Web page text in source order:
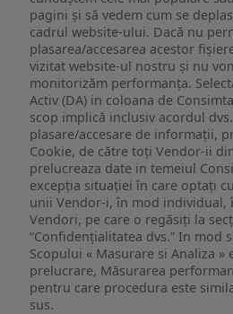
pagini și să vedem cum se
cadrul website-ului. Dacă nu
plasarea/accesarea acestor
vizitat website-ul nostru și nu
monitorizăm performanța.
Activ (DA) in coloana de
scop implică inclusiv acordul
plasare/accesare de informații,
Cookie, de către toți Vendor-ii
prelucreaza date in temeiul
excepția situației în care optați
unii Vendor-i, în mod individual,
Vendori, pe care o regăsiți la
“Confidențialitatea dvs.” In mod
Scopului « Masurare si Analiza »
prelucrare, Măsurarea
pentru care procedura este
sus.